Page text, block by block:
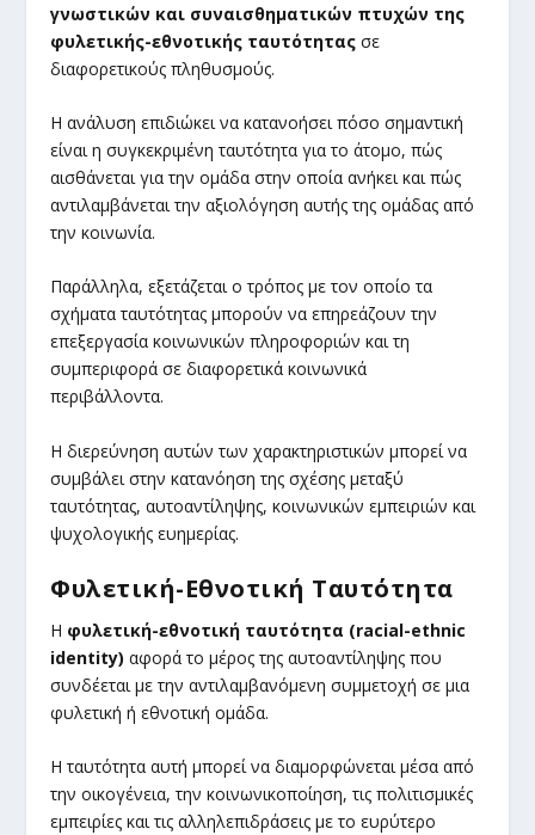
γνωστικών και συναισθηματικών πτυχών της
φυλετικής-εθνοτικής ταυτότητας σε
διαφορετικούς πληθυσμούς.
Η ανάλυση επιδιώκει να κατανοήσει πόσο σημαντική
είναι η συγκεκριμένη ταυτότητα για το άτομο, πώς
αισθάνεται για την ομάδα στην οποία ανήκει και πώς
αντιλαμβάνεται την αξιολόγηση αυτής της ομάδας από
την κοινωνία.
Παράλληλα, εξετάζεται ο τρόπος με τον οποίο τα
σχήματα ταυτότητας μπορούν να επηρεάζουν την
επεξεργασία κοινωνικών πληροφοριών και τη
συμπεριφορά σε διαφορετικά κοινωνικά
περιβάλλοντα.
Η διερεύνηση αυτών των χαρακτηριστικών μπορεί να
συμβάλει στην κατανόηση της σχέσης μεταξύ
ταυτότητας, αυτοαντίληψης, κοινωνικών εμπειριών και
ψυχολογικής ευημερίας.
Φυλετική-Εθνοτική Ταυτότητα
Η φυλετική-εθνοτική ταυτότητα (racial-ethnic
identity) αφορά το μέρος της αυτοαντίληψης που
συνδέεται με την αντιλαμβανόμενη συμμετοχή σε μια
φυλετική ή εθνοτική ομάδα.
Η ταυτότητα αυτή μπορεί να διαμορφώνεται μέσα από
την οικογένεια, την κοινωνικοποίηση, τις πολιτισμικές
εμπειρίες και τις αλληλεπιδράσεις με το ευρύτερο